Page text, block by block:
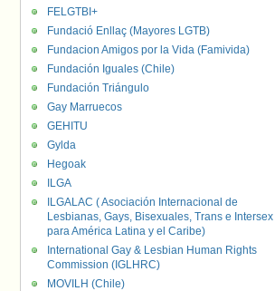
FELGTBI+
Fundació Enllaç (Mayores LGTB)
Fundacion Amigos por la Vida (Famivida)
Fundación Iguales (Chile)
Fundación Triángulo
Gay Marruecos
GEHITU
Gylda
Hegoak
ILGA
ILGALAC ( Asociación Internacional de
Lesbianas, Gays, Bisexuales, Trans e Intersex
para América Latina y el Caribe)
International Gay & Lesbian Human Rights
Commission (IGLHRC)
MOVILH (Chile)